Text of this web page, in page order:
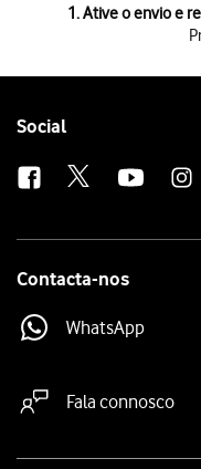
1. Ative o envio e
PrimaMensagens.
Para voltar ao ecrã inicial,
Follow
Social
Contacta-nos
WhatsApp
Fala connosco